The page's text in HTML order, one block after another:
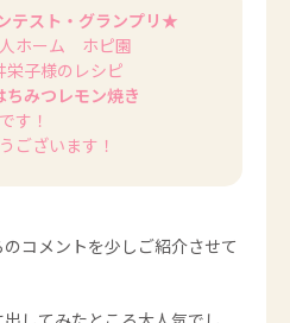
テスト・グランプリ★
ホーム ホピ園
栄子様のレシピ
ちみつレモン焼き
です！
ございます！
コメントを少しご紹介させて